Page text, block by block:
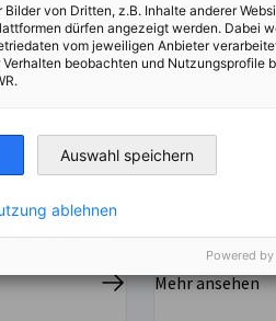
Anhand
Ihre
Mehr ansehen
von Dritten, z.B. Inhalte anderer
dürfen angezeigt werden. Dabei
vom jeweiligen Anbieter
beobachten und Nutzungsprofile
Auswahl speichern
ablehnen
Powered by